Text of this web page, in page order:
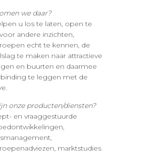
we daar?
u los te laten, open te
andere inzichten,
echt te kennen, de
te maken naar attractieve
en buurten en daarmee
te leggen met de
onze producten/diensten?
en vraaggestuurde
marktstudies